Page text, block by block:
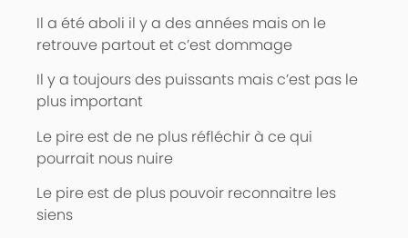
Il a été aboli il y a des années mais on le
retrouve partout et c’est dommage
Il y a toujours des puissants mais c’est pas le
plus important
Le pire est de ne plus réfléchir à ce qui
pourrait nous nuire
Le pire est de plus pouvoir reconnaitre les
siens